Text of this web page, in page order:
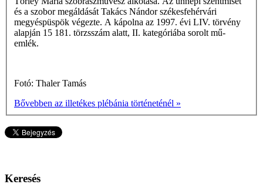
és a szobor megáldását Takács Nándor székesfehérvári
megyéspüspök végezte. A kápolna az 1997. évi LIV. törvény
alapján 15 181. törzsszám alatt, II. kategóriába sorolt mű­
emlék.
Fotó: Thaler Tamás
Bővebben az illetékes plébánia történeténél »
Keresés